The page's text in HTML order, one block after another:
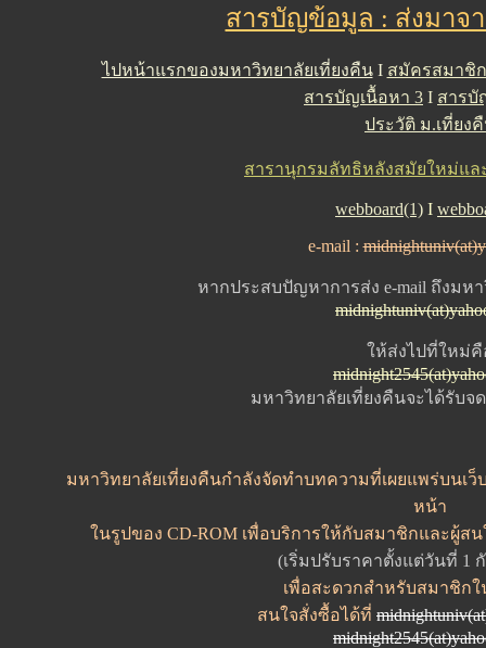
สารบัญข้อมูล : ส่งมาจ
ไปหน้าแรกของมหาวิทยาลัยเที่ยงคืนI สมัครสมาชิก
สารบัญเนื้อหา 3 I สารบั
ประวัติ ม.เที่ยง
สารานุกรมลัทธิหลังสมัยใหม่แล
webboard(1) I
e-mail :
หากประสบปัญหาการส่ง e-mail ถึงมห
ให้ส่งไปที่ใหม่คื
มหาวิทยาลัยเที่ยงคืนจะได้รับจ
มหาวิทยาลัยเที่ยงคืนกำลังจัดทำบทความที่เผยแพร่บนเว็
หน้า
ในรูปของ CD-ROM เพื่อบริการให้กับสมาชิกและผู้ส
(เริ่มปรับราคาตั้งแต่วันที่ 1
เพื่อสะดวกสำหรับสมาชิก
สนใจสั่งซื้อได้ที่